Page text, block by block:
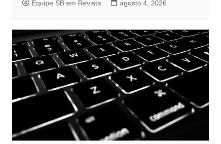
Equipe SB em Revista agosto 4, 2026